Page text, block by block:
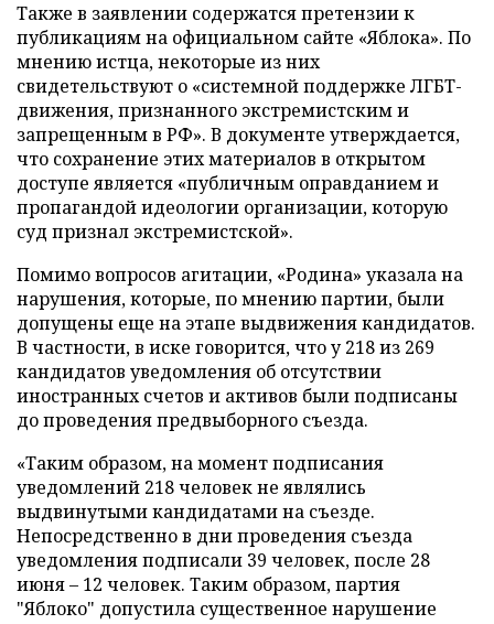
Также в заявлении содержатся претензии к
публикациям на официальном сайте «Яблока». По
мнению истца, некоторые из них
свидетельствуют о «системной поддержке ЛГБТ-
движения, признанного экстремистским и
запрещенным в РФ». В документе утверждается,
что сохранение этих материалов в открытом
доступе является «публичным оправданием и
пропагандой идеологии организации, которую
суд признал экстремистской».
Помимо вопросов агитации, «Родина» указала на
нарушения, которые, по мнению партии, были
допущены еще на этапе выдвижения кандидатов.
В частности, в иске говорится, что у 218 из 269
кандидатов уведомления об отсутствии
иностранных счетов и активов были подписаны
до проведения предвыборного съезда.
«Таким образом, на момент подписания
уведомлений 218 человек не являлись
выдвинутыми кандидатами на съезде.
Непосредственно в дни проведения съезда
уведомления подписали 39 человек, после 28
июня – 12 человек. Таким образом, партия
"Яблоко" допустила существенное нарушение